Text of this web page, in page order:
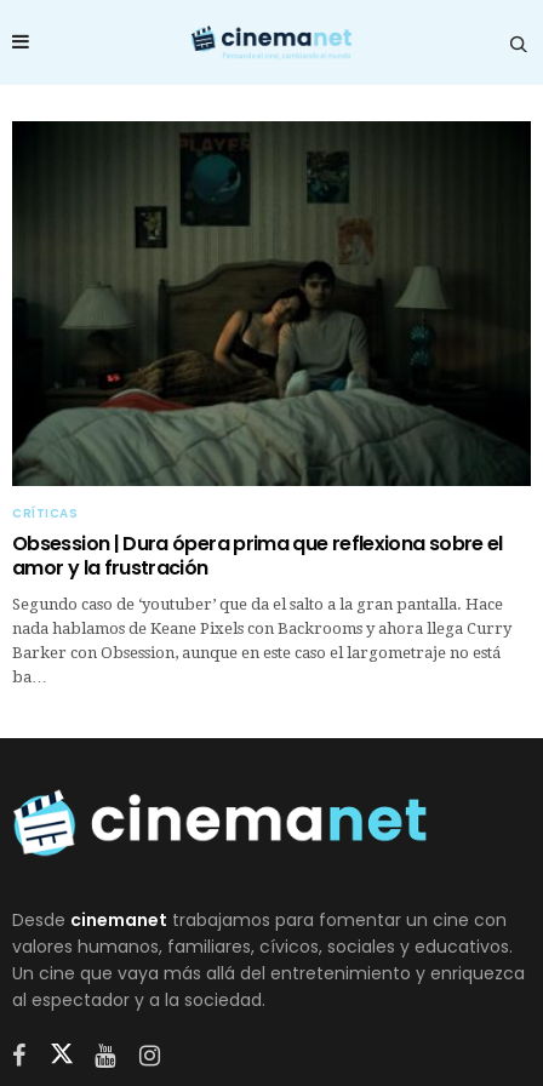
CRÍTICAS
Obsession | Dura ópera prima que reflexiona sobre el
amor y la frustración
Segundo caso de ‘youtuber’ que da el salto a la gran pantalla. Hace
nada hablamos de Keane Pixels con Backrooms y ahora llega Curry
Barker con Obsession, aunque en este caso el largometraje no está
ba…
Desde cinemanet trabajamos para fomentar un cine con
valores humanos, familiares, cívicos, sociales y educativos.
Un cine que vaya más allá del entretenimiento y enriquezca
al espectador y a la sociedad.